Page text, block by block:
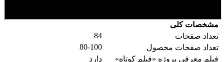
مشخصات کلی
تعداد صفحات
84
تعداد صفحات محصول
80-100
فیلم معرفی پروژه «فیلم کوتاه»
دارد